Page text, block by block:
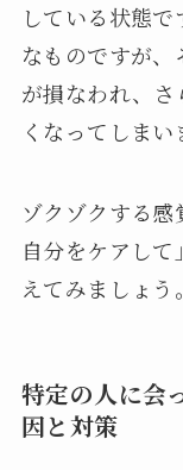
している状態
なものですが
が損なわれ、
くなってしまい
ゾクゾクする
自分をケアし
えてみましょう。
特定の人に会
因と対策